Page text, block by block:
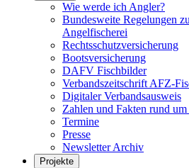
Wie werde ich Angler?
Bundesweite Regelungen
Angelfischerei
Rechtsschutzversicherung
Bootsversicherung
DAFV Fischbilder
Verbandszeitschrift AFZ-
Digitaler Verbandsausweis
Zahlen und Fakten rund
Termine
Presse
Newsletter Archiv
Projekte